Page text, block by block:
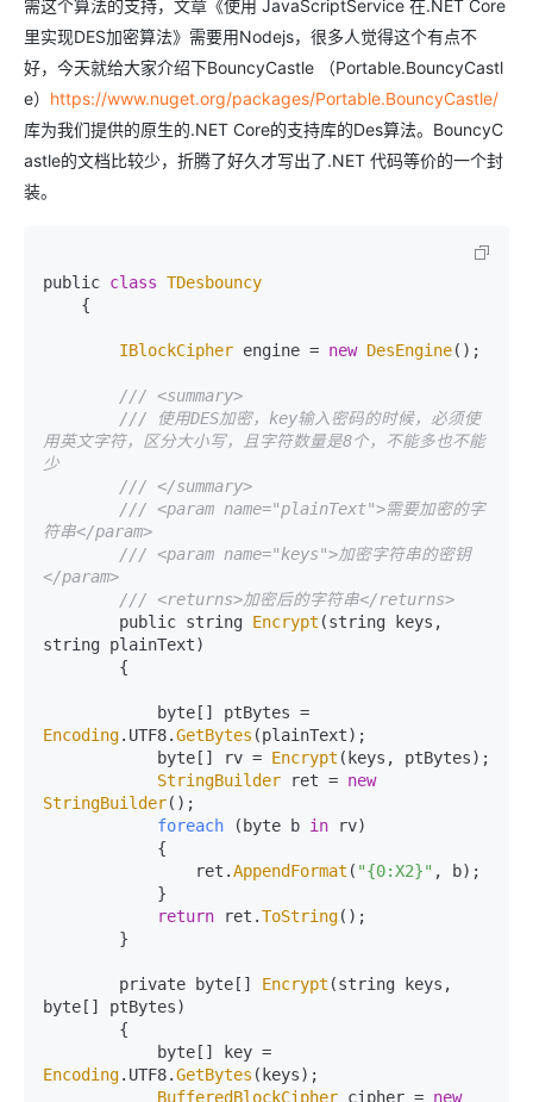
需这个算法的支持，文章《使用 JavaScriptService 在.NET Core
里实现DES加密算法》需要用Nodejs，很多人觉得这个有点不
好，今天就给大家介绍下BouncyCastle （Portable.BouncyCastl
e） https://www.nuget.org/packages/Portable.BouncyCastle/
库为我们提供的原生的.NET Core的支持库的Des算法。BouncyC
astle的文档比较少，折腾了好久才写出了.NET 代码等价的一个封
装。
public class TDesbouncy
IBlockCipher engine = new DesEngine();
/// <summary>
/// 使用DES加密，key输入密码的时候，必须使
用英文字符，区分大小写，且字符数量是8个，不能多也不能
少
/// </summary>
/// <param name="plainText">需要加密的字
符串</param>
/// <param name="keys">加密字符串的密钥
</param>
/// <returns>加密后的字符串</returns>
        public string
Encrypt (string keys,
string plainText)
Encoding. UTF8.GetBytes (plainText);
            byte[] rv =
Encrypt (keys, ptBytes);
StringBuilder ret = new
StringBuilder();
foreach (byte b in rv)
                ret.
AppendFormat ( "{0:X2}" , b);
return ret.ToString();
        private byte[]
Encrypt (string keys,
byte[] ptBytes)
Encoding. UTF8.GetBytes (keys);
BufferedBlockCipher cipher = new